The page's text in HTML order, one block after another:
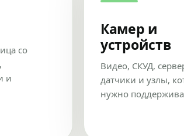
со
и
Камер и
устройств
Видео, СКУД,
датчики и узлы,
нужно